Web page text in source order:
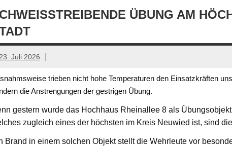
ÜBUNG AM
23. Juli 2026
trieben nicht hohe Temperaturen den Einsatzkräften
die Anstrengungen der gestrigen Übung.
gestern wurde das Hochhaus Rheinallee 8 als
zugleich eines der höchsten im Kreis Neuwied ist, sind
Brand in einem solchen Objekt stellt die Wehrleute vor